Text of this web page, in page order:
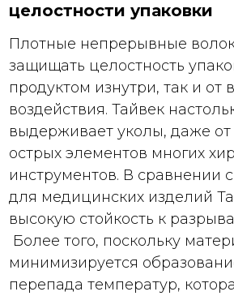
целостности упаковки
Плотные непрерывные
защищать целостность
продуктом изнутри, так и от
воздействия. Тайвек
выдерживает уколы, даже
острых элементов многих
инструментов. В сравнении
для медицинских изделий
высокую стойкость к
Более того, поскольку
минимизируется
перепада температур,